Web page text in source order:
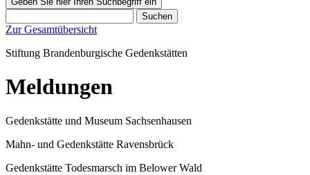
Suchen
Zur Gesamtübersicht
Stiftung Brandenburgische Gedenkstätten
Meldungen
Gedenkstätte und Museum Sachsenhausen
Mahn- und Gedenkstätte Ravensbrück
Gedenkstätte Todesmarsch im Belower Wald